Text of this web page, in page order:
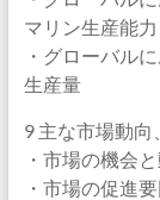
マリン生産能力
・グローバル
生産量
9 主な市場動
・市場の機会
・市場の促進